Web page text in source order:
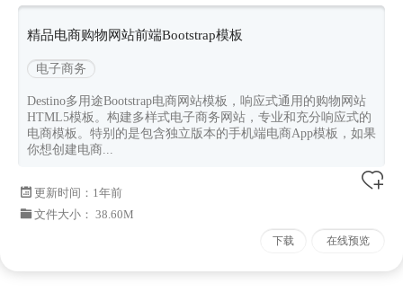
商模板
精品电商购物网站前端Bootstrap模板
电子商务
Destino多用途Bootstrap电商网站模板，响应式通用的购物网站
HTML5模板。构建多样式电子商务网站，专业和充分响应式的
电商模板。特别的是包含独立版本的手机端电商App模板，如果
你想创建电商...
更新时间： 1年前
文件大小： 38.60M
下载 在线预览